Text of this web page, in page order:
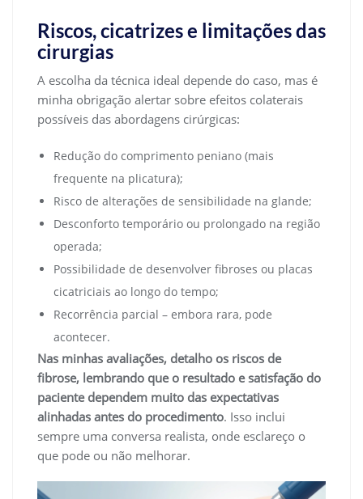
Riscos, cicatrizes e limitações das
cirurgias
A escolha da técnica ideal depende do caso, mas é
minha obrigação alertar sobre efeitos colaterais
possíveis das abordagens cirúrgicas:
Redução do comprimento peniano (mais
frequente na plicatura);
Risco de alterações de sensibilidade na glande;
Desconforto temporário ou prolongado na região
operada;
Possibilidade de desenvolver fibroses ou placas
cicatriciais ao longo do tempo;
Recorrência parcial – embora rara, pode
acontecer.
Nas minhas avaliações, detalho os riscos de
fibrose, lembrando que o resultado e satisfação do
paciente dependem muito das expectativas
alinhadas antes do procedimento. Isso inclui
sempre uma conversa realista, onde esclareço o
que pode ou não melhorar.